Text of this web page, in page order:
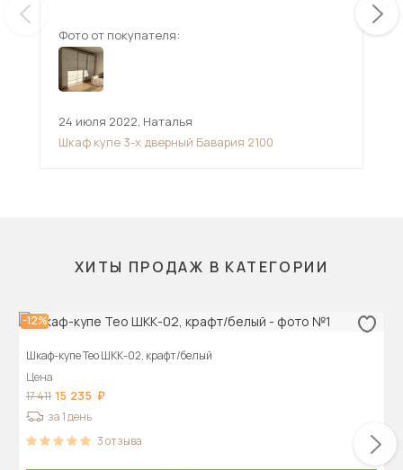
Фото от покупателя:
24 июля 2022, Наталья
Шкаф купе 3-х дверный Бавария 2100
ХИТЫ ПРОДАЖ В КАТЕГОРИИ
-12%
Шкаф-купе Тео ШКК-02, крафт/белый
Цена
17 411 15 235
за 1 день
3отзыва